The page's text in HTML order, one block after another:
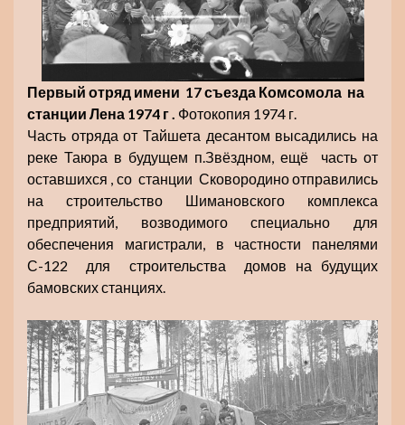
Первый отряд имени 17 съезда Комсомола на
станции Лена 1974 г . Фотокопия 1974 г.
Часть отряда от Тайшета десантом высадились на
реке Таюра в будущем п.Звёздном, ещё часть от
оставшихся , со станции Сковородино отправились
на строительство Шимановского комплекса
предприятий, возводимого специально для
обеспечения магистрали, в частности панелями
С-122 для строительства домов на будущих
бамовских станциях.